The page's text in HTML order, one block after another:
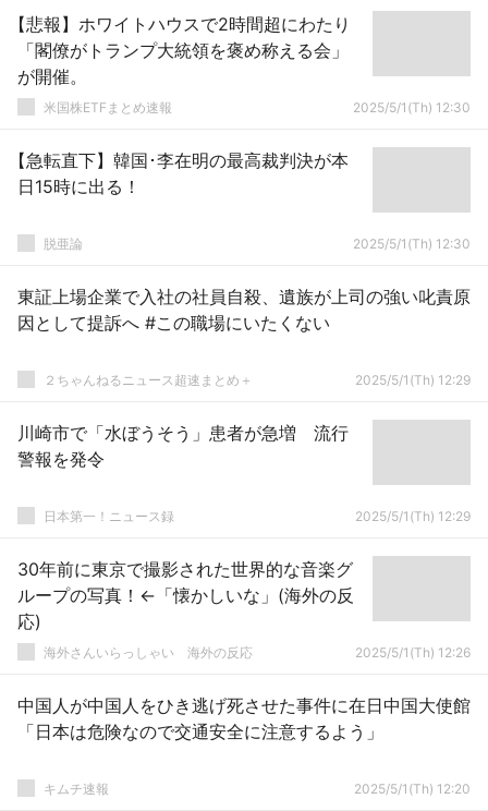
【悲報】ホワイトハウスで2時間超にわたり
「閣僚がトランプ大統領を褒め称える会」
が開催。
米国株ETFまとめ速報 2025/5/1(Th) 12:30
【急転直下】韓国･李在明の最高裁判決が本
日15時に出る！
脱亜論 2025/5/1(Th) 12:30
東証上場企業で入社の社員自殺、遺族が上司の強い叱責原
因として提訴へ #この職場にいたくない
２ちゃんねるニュース超速まとめ＋ 2025/5/1(Th) 12:29
川崎市で「水ぼうそう」患者が急増 流行
警報を発令
日本第一！ニュース録 2025/5/1(Th) 12:29
30年前に東京で撮影された世界的な音楽グ
ループの写真！←「懐かしいな」(海外の反
応)
海外さんいらっしゃい 海外の反応 2025/5/1(Th) 12:26
中国人が中国人をひき逃げ死させた事件に在日中国大使館
「日本は危険なので交通安全に注意するよう」
キムチ速報 2025/5/1(Th) 12:20